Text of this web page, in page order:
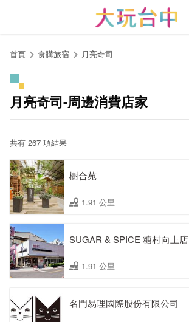
首頁 食購旅宿 月亮奇司
月亮奇司-周邊消費店家
共有 267 項結果
樹合苑
1.91 公里
SUGAR & SPICE 糖村向上店
1.91 公里
名門易理國際股份有限公司